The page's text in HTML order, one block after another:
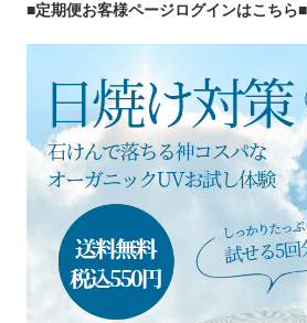
■定期便お客様ページログインはこちら■